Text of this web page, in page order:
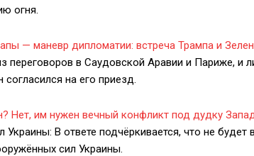
огня.
— маневр дипломатии: встреча Трампа и
переговоров в Саудовской Аравии и Париже, и
на его приезд.
Нет, им нужен вечный конфликт под дудку
Украины: В ответе подчёркивается, что не будет
сил Украины.